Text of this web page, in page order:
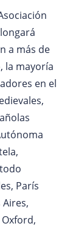
a más de
la mayoría
en el
París
Aires,